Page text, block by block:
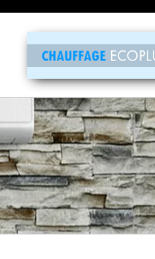
contenu